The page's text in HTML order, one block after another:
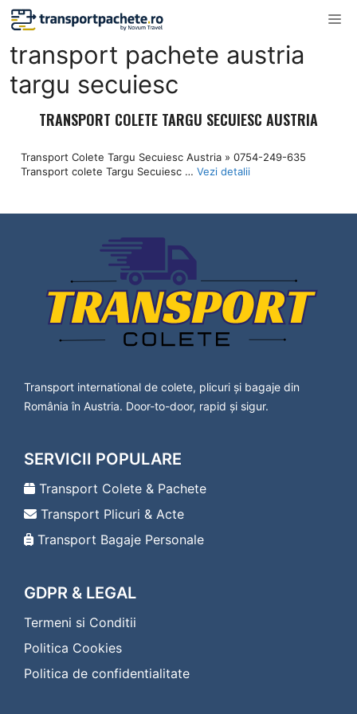
Sari
conținut
transport pachete austria
targu secuiesc
TRANSPORT COLETE TARGU SECUIESC AUSTRIA
Transport Colete Targu Secuiesc Austria » 0754-249-635
Transport colete Targu Secuiesc … Vezi detalii
Transport international de colete, plicuri și bagaje din
România în Austria. Door-to-door, rapid și sigur.
SERVICII POPULARE
Transport Colete & Pachete
Transport Plicuri & Acte
Transport Bagaje Personale
GDPR & LEGAL
Termeni si Conditii
Politica Cookies
Politica de confidentialitate